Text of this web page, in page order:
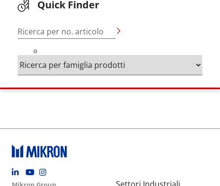
Quick Finder
Ricerca per no. articolo
o
Footer social